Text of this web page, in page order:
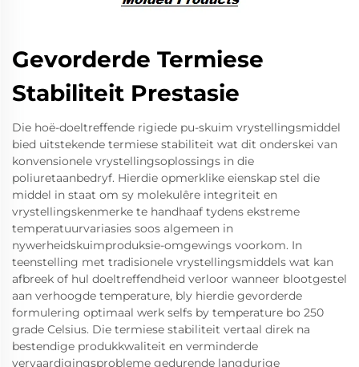
Gevorderde Termiese
Stabiliteit Prestasie
Die hoë-doeltreffende rigiede pu-skuim vrystellingsmiddel
bied uitstekende termiese stabiliteit wat dit onderskei van
konvensionele vrystellingsoplossings in die
poliuretaanbedryf. Hierdie opmerklike eienskap stel die
middel in staat om sy molekulêre integriteit en
vrystellingskenmerke te handhaaf tydens ekstreme
temperatuurvariasies soos algemeen in
nywerheidskuimproduksie-omgewings voorkom. In
teenstelling met tradisionele vrystellingsmiddels wat kan
afbreek of hul doeltreffendheid verloor wanneer blootgestel
aan verhoogde temperature, bly hierdie gevorderde
formulering optimaal werk selfs by temperature bo 250
grade Celsius. Die termiese stabiliteit vertaal direk na
bestendige produkkwaliteit en verminderde
vervaardigingsprobleme gedurende langdurige